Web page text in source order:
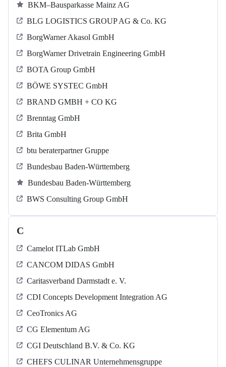
BKM–Bausparkasse Mainz AG
BLG LOGISTICS GROUP AG & Co. KG
BorgWarner Akasol GmbH
BorgWarner Drivetrain Engineering GmbH
BOTA Group GmbH
BÖWE SYSTEC GmbH
BRAND GMBH + CO KG
Brenntag GmbH
Brita GmbH
btu beraterpartner Gruppe
Bundesbau Baden-Württemberg
Bundesbau Baden-Württemberg
BWS Consulting Group GmbH
C
Camelot ITLab GmbH
CANCOM DIDAS GmbH
Caritasverband Darmstadt e. V.
CDI Concepts Development Integration AG
CeoTronics AG
CG Elementum AG
CGI Deutschland B.V. & Co. KG
CHEFS CULINAR Unternehmensgruppe